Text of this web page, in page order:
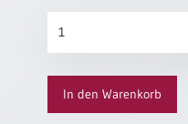
Restbestände
Restbestände
Konfirmation
„Bei
dir
geborgen“
Menge
In den Warenkorb